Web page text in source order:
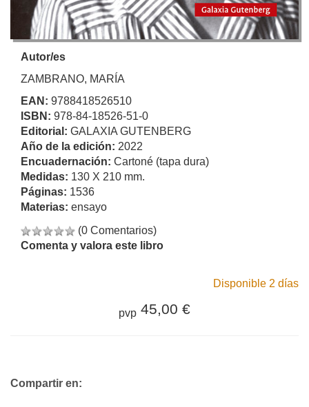
Autor/es
ZAMBRANO, MARÍA
EAN: 9788418526510
ISBN: 978-84-18526-51-0
Editorial: GALAXIA GUTENBERG
Año de la edición: 2022
Encuadernación: Cartoné (tapa dura)
Medidas: 130 X 210 mm.
Páginas: 1536
Materias: ensayo
(0 Comentarios)
Comenta y valora este libro
Disponible 2 días
pvp 45,00 €
Compartir en: